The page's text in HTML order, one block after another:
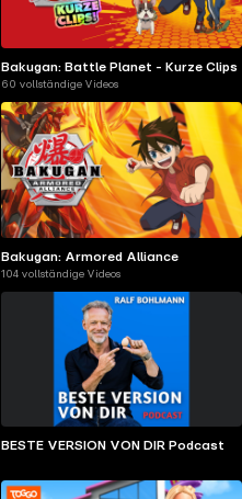
Bakugan: Battle Planet - Kurze Clips
60 vollständige Videos
Bakugan: Armored Alliance
104 vollständige Videos
BESTE VERSION VON DIR Podcast